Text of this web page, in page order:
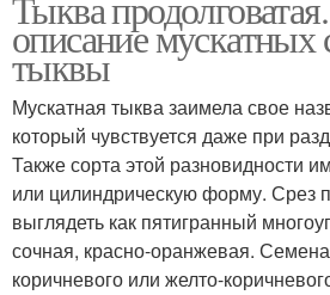
описание мускатных
тыквы
Мускатная тыква заимела свое
который чувствуется даже при
Также сорта этой разновидности
или цилиндрическую форму. Срез
выглядеть как пятигранный
сочная, красно-оранжевая.
коричневого или желто-